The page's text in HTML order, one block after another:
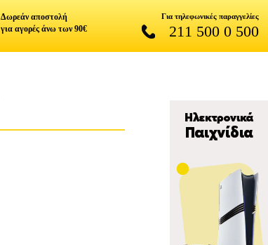
Δωρεάν αποστολή
για αγορές άνω των 90€
Για τηλεφωνικές παραγγελίες
211 500 0 500